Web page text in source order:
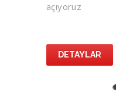
açıyoruz
DETAYLAR